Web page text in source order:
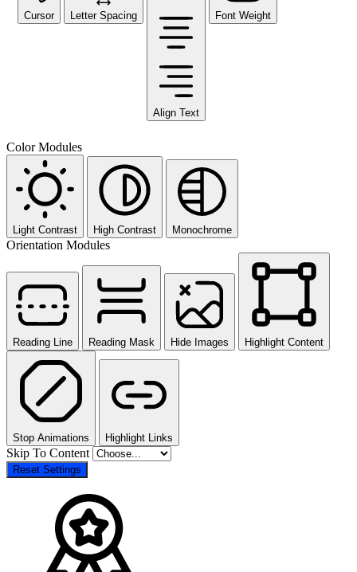
Cursor Letter Spacing
Align Text
Font Weight
Color Modules
Light Contrast High Contrast Monochrome
Orientation Modules
Reading Line Reading Mask Hide Images Highlight Content
Stop Animations Highlight Links
Skip To Content
Reset Settings